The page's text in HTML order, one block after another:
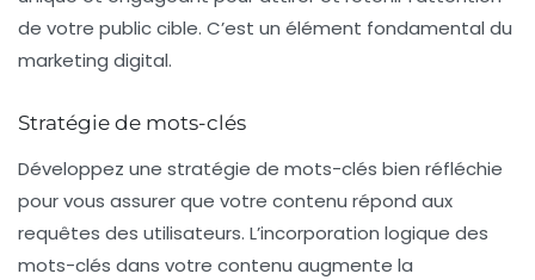
de votre public cible. C’est un élément fondamental du
marketing digital.
Stratégie de mots-clés
Développez une stratégie de mots-clés bien réfléchie
pour vous assurer que votre contenu répond aux
requêtes des utilisateurs. L’incorporation logique des
mots-clés dans votre contenu augmente la